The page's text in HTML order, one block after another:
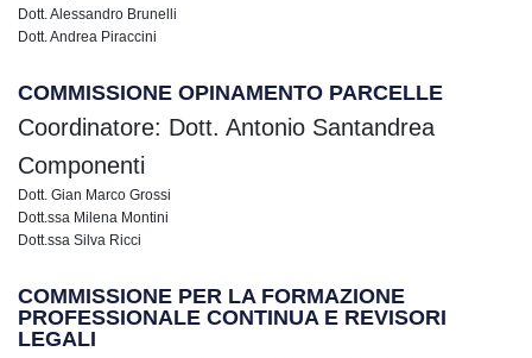
Dott. Alessandro Brunelli
Dott. Andrea Piraccini
COMMISSIONE OPINAMENTO PARCELLE
Coordinatore: Dott. Antonio Santandrea
Componenti
Dott. Gian Marco Grossi
Dott.ssa Milena Montini
Dott.ssa Silva Ricci
COMMISSIONE PER LA FORMAZIONE
PROFESSIONALE CONTINUA E REVISORI
LEGALI